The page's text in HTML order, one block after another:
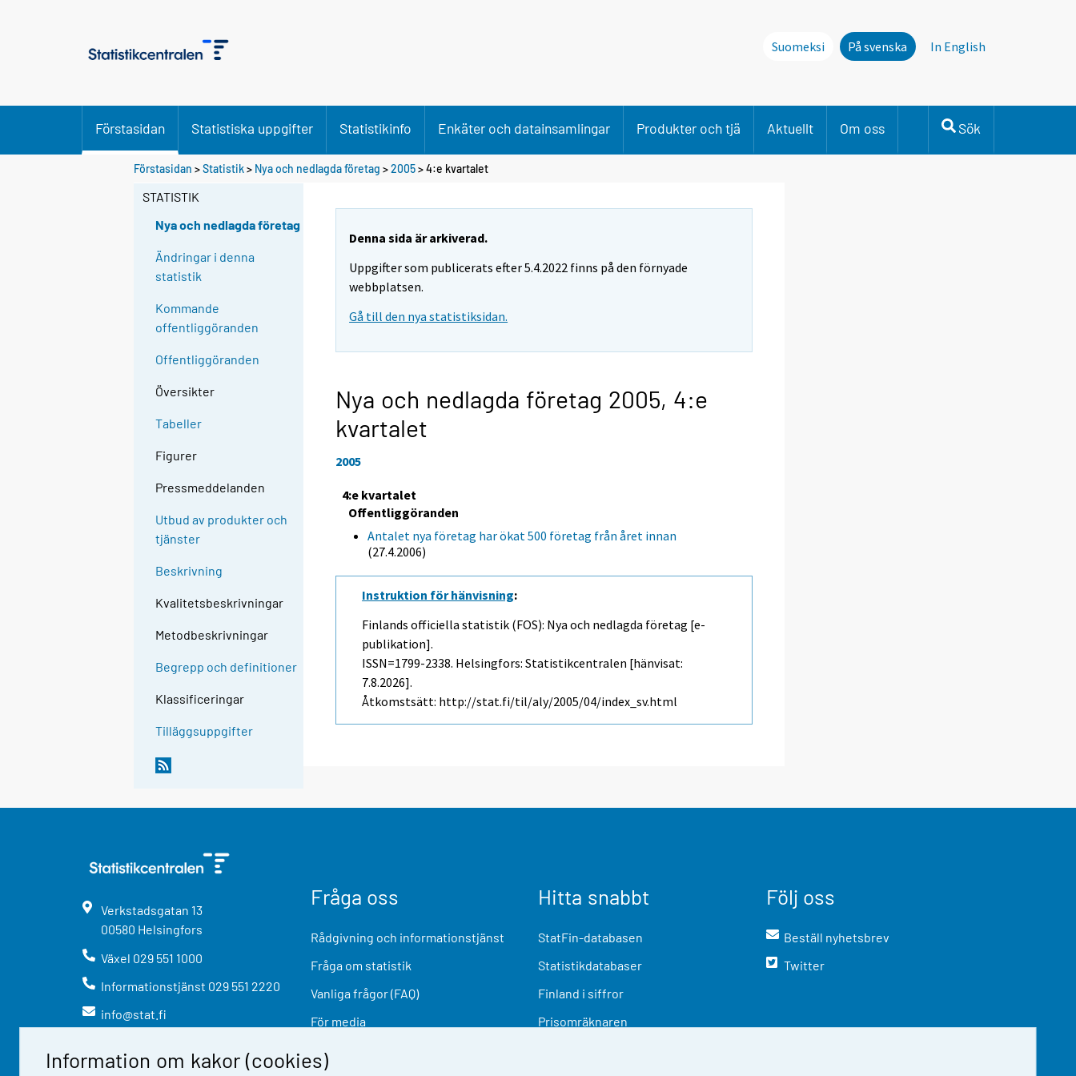
Information om kakor (cookies)
Suomeksi På svenska In English
Förstasidan Statistiska uppgifter Statistikinfo Enkäter och datainsamlingar Produkter och tjä Aktuellt Om oss Sök
Förstasidan >Statistik> Nya och nedlagda företag >2005>4:e kvartalet
STATISTIK
Nya och nedlagda företag
Ändringar i denna
statistik
Kommande
offentliggöranden
Offentliggöranden
Översikter
Tabeller
Figurer
Pressmeddelanden
Utbud av produkter och
tjänster
Beskrivning
Kvalitetsbeskrivningar
Metodbeskrivningar
Begrepp och definitioner
Klassificeringar
Tilläggsuppgifter
Denna sida är arkiverad.
Uppgifter som publicerats efter 5.4.2022 finns på den förnyade
webbplatsen.
Gå till den nya statistiksidan.
Nya och nedlagda företag 2005, 4:e
kvartalet
2005
4:e kvartalet
Offentliggöranden
Antalet nya företag har ökat 500 företag från året innan
(27.4.2006)
Instruktion för hänvisning:
Finlands officiella statistik (FOS): Nya och nedlagda företag [e-
publikation].
ISSN=1799-2338. Helsingfors: Statistikcentralen [hänvisat:
7.8.2026].
Åtkomstsätt: http://stat.fi/til/aly/2005/04/index_sv.html
Verkstadsgatan 13
00580 Helsingfors
Växel 029 551 1000
Informationstjänst 029 551 2220
info@stat.fi
Fråga oss
Rådgivning och informationstjänst
Fråga om statistik
Vanliga frågor (FAQ)
För media
Hitta snabbt
StatFin-databasen
Statistikdatabaser
Finland i siffror
Prisomräknaren
Följ oss
Beställ nyhetsbrev
Twitter